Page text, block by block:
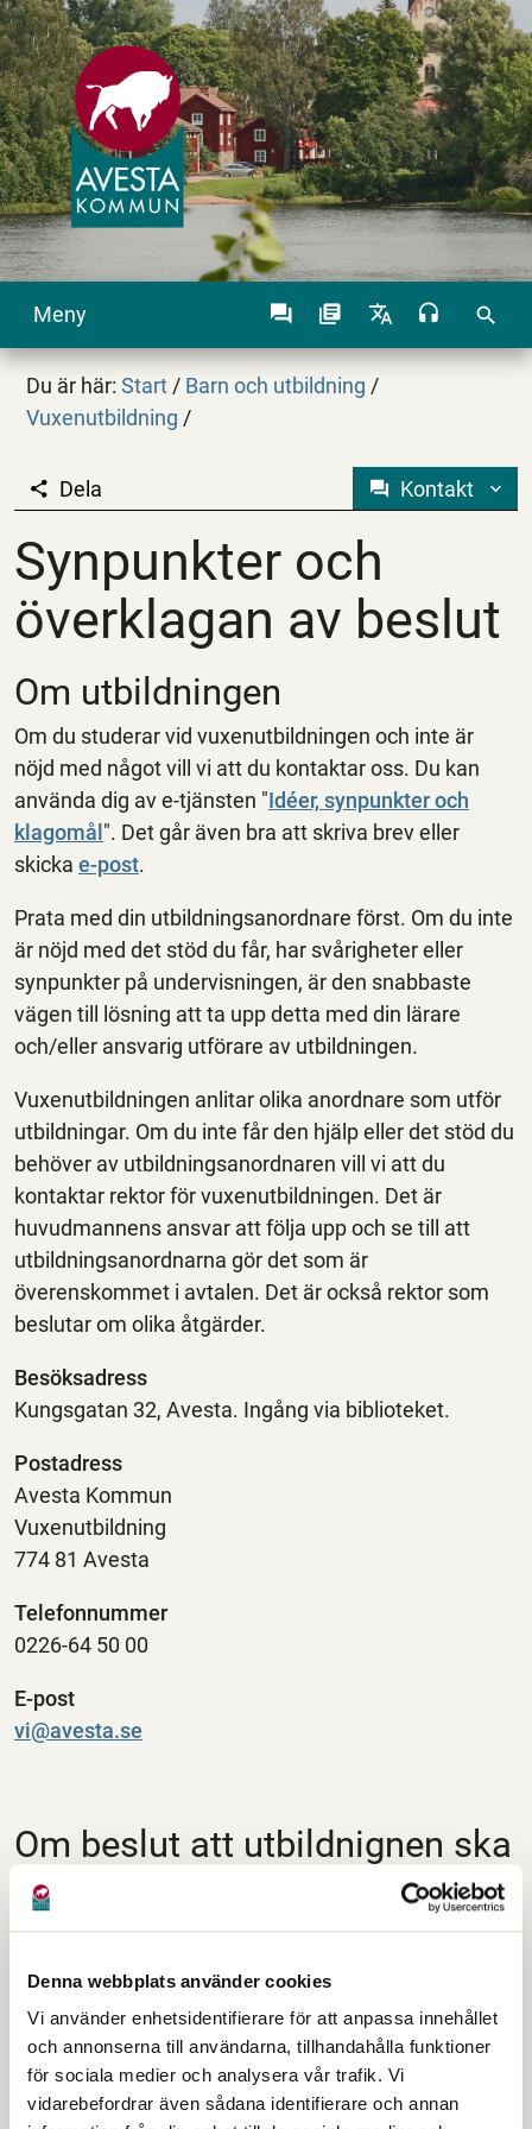
Denna webbplats använder cookies
Vi använder enhetsidentifierare för att anpassa innehållet
och annonserna till användarna, tillhandahålla funktioner
för sociala medier och analysera vår trafik. Vi
vidarebefordrar även sådana identifierare och annan
Meny search
Du är här:Start / Barn och utbildning /
Vuxenutbildning /
Synpunkter och
Dela Kontakt
Synpunkter och
överklagan av beslut
Om utbildningen
Om du studerar vid vuxenutbildningen och inte är
nöjd med något vill vi att du kontaktar oss. Du kan
använda dig av e-tjänsten "Idéer, synpunkter och
klagomål ". Det går även bra att skriva brev eller
skicka e-post.
Prata med din utbildningsanordnare först. Om du inte
är nöjd med det stöd du får, har svårigheter eller
synpunkter på undervisningen, är den snabbaste
vägen till lösning att ta upp detta med din lärare
och/eller ansvarig utförare av utbildningen.
Vuxenutbildningen anlitar olika anordnare som utför
utbildningar. Om du inte får den hjälp eller det stöd du
behöver av utbildningsanordnaren vill vi att du
kontaktar rektor för vuxenutbildningen. Det är
huvudmannens ansvar att följa upp och se till att
utbildningsanordnarna gör det som är
överenskommet i avtalen. Det är också rektor som
beslutar om olika åtgärder.
Besöksadress
Kungsgatan 32, Avesta. Ingång via biblioteket.
Postadress
Avesta Kommun
Vuxenutbildning
774 81 Avesta
Telefonnummer
0226-64 50 00
E-post
vi@avesta.se
Om beslut att utbildnignen ska
upphöra (för elev som saknar
förutsättningar att tillgodogöra
skollagen (2010:800) 20 kap. 9
§)
Beslut kan överklagas hosSkolväsendets
överklagandenämnd. Skrivelsen ska dock skickas